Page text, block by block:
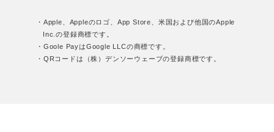
・Apple、Appleのロゴ、App Store、米国および他国のApple
Inc.の登録商標です。
・Goole PayはGoogle LLCの商標です。
・QRコードは（株）デンソーウェーブの登録商標です。